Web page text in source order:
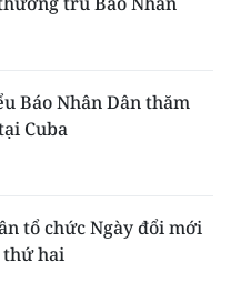
Báo Nhân Dân thăm
Cuba
tổ chức Ngày đổi mới
thứ hai